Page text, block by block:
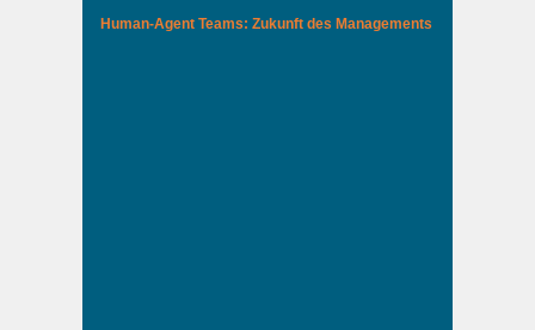
Human-Agent Teams: Zukunft des Managements